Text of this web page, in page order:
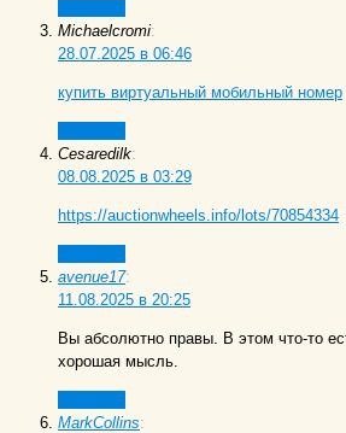
Michaelcromi:
28.07.2025 в 06:46
купить виртуальный мобильный номер
Cesaredilk:
08.08.2025 в 03:29
https://auctionwheels.info/lots/70854334
avenue17:
11.08.2025 в 20:25
Вы абсолютно правы. В этом что-то
хорошая мысль.
MarkCollins: